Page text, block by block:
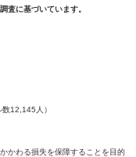
査に基づいています。
12,145人）
かわる損失を保障することを目的